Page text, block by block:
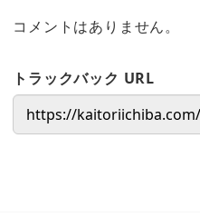
コメントはありません。
トラックバック URL